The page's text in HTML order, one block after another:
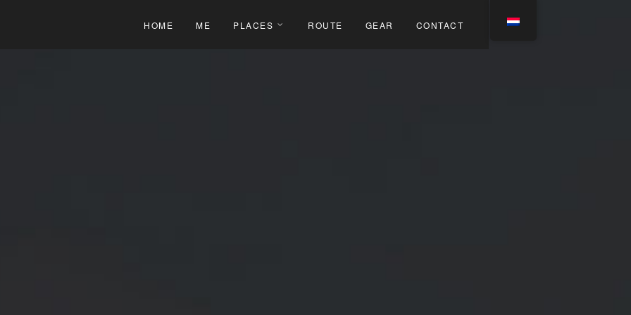
HOME ME PLACES ROUTE GEAR CONTACT